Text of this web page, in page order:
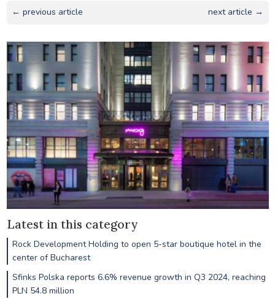
← previous article next article →
Latest in this category
Rock Development Holding to open 5-star boutique hotel in the
center of Bucharest
Sfinks Polska reports 6.6% revenue growth in Q3 2024, reaching
PLN 54.8 million